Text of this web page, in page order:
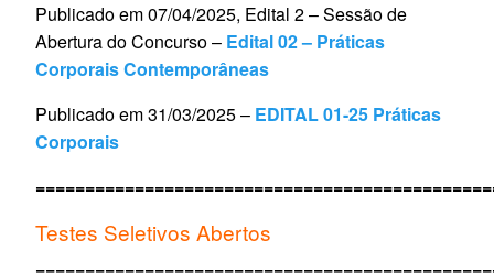
Publicado em 07/04/2025, Edital 2 – Sessão de
Abertura do Concurso – Edital 02 – Práticas
Corporais Contemporâneas
Publicado em 31/03/2025 – EDITAL 01-25 Práticas
Corporais
Testes Seletivos Abertos